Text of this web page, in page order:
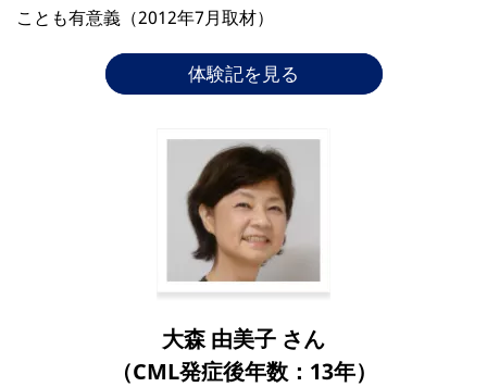
ことも有意義（2012年7月取材）
体験記を見る
大森 由美子 さん
（CML発症後年数：13年）